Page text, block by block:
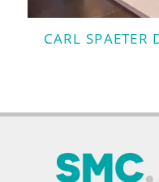
CARL SPAETER